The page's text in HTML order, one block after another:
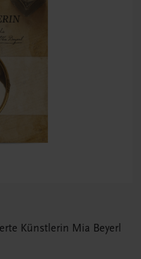
Künstlerin Mia Beyerl